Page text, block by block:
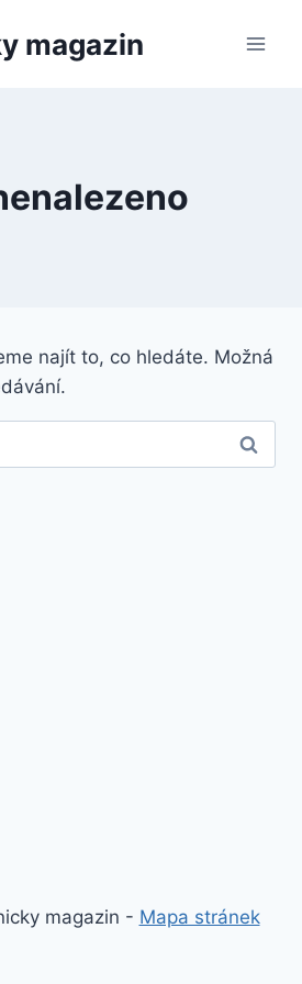
magazin
najít to, co hledáte. Možná
magazin - Mapa stránek